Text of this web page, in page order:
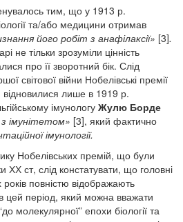
тим, що у 1913 р.
та/або медицини отримав
його робіт з анафілаксії» [3].
не тільки зрозуміли цінність
про її зворотний бік. Слід
світової війни Нобелівські премії
лише в 1919 р.
імунологу Жулю Борде
з імунітетом» [3], який фактично
імунології.
Нобелівських премій, що були
ХХ ст, слід констатувати, що головні
повністю відображають
цей період, який можна вважати
молекулярної” епохи біології та